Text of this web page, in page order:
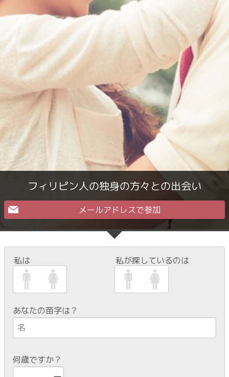
フィリピン人の独身の方々との出会い
メールアドレスで参加
私は 私が探しているのは
あなたの苗字は？
何歳ですか？